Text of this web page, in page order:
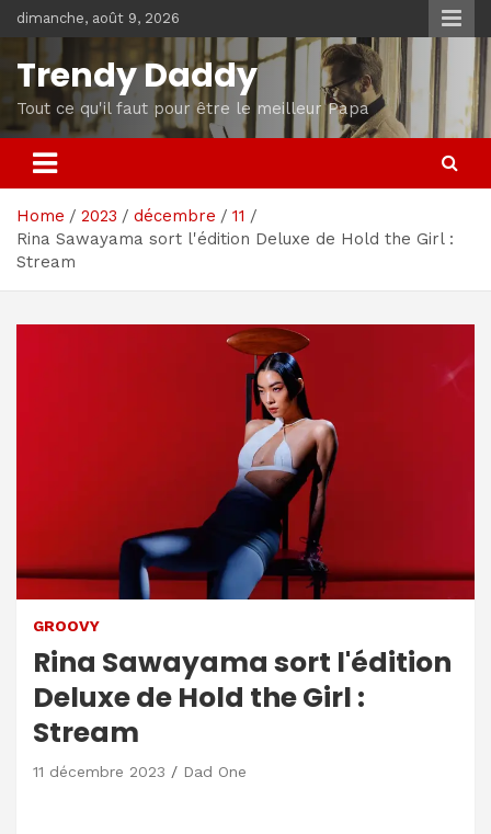
Skip
to
content
dimanche, août 9, 2026
Trendy Daddy
Tout ce qu'il faut pour être le meilleur Papa
Home 2023 décembre
11
Rina Sawayama sort l'édition Deluxe de Hold the Girl :
Stream
GROOVY
Rina Sawayama sort l'édition
Deluxe de Hold the Girl :
Stream
11 décembre 2023 Dad One